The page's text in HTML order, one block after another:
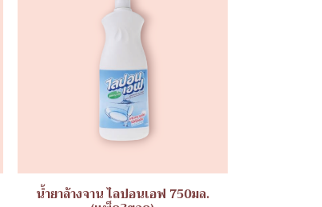
น้ำยาล้างจาน ไลปอนเอฟ 750มล.